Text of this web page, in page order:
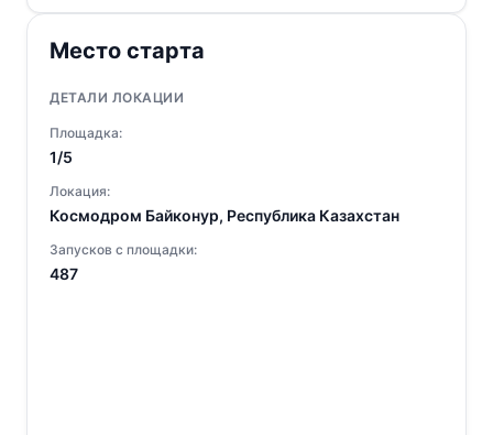
Место старта
ДЕТАЛИ ЛОКАЦИИ
Площадка:
1/5
Локация:
Космодром Байконур, Республика Казахстан
Запусков с площадки:
487